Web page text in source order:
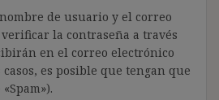
de usuario y el correo
la contraseña a través
en el correo electrónico
es posible que tengan que